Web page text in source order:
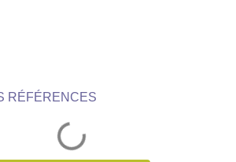
RÉFÉRENCES